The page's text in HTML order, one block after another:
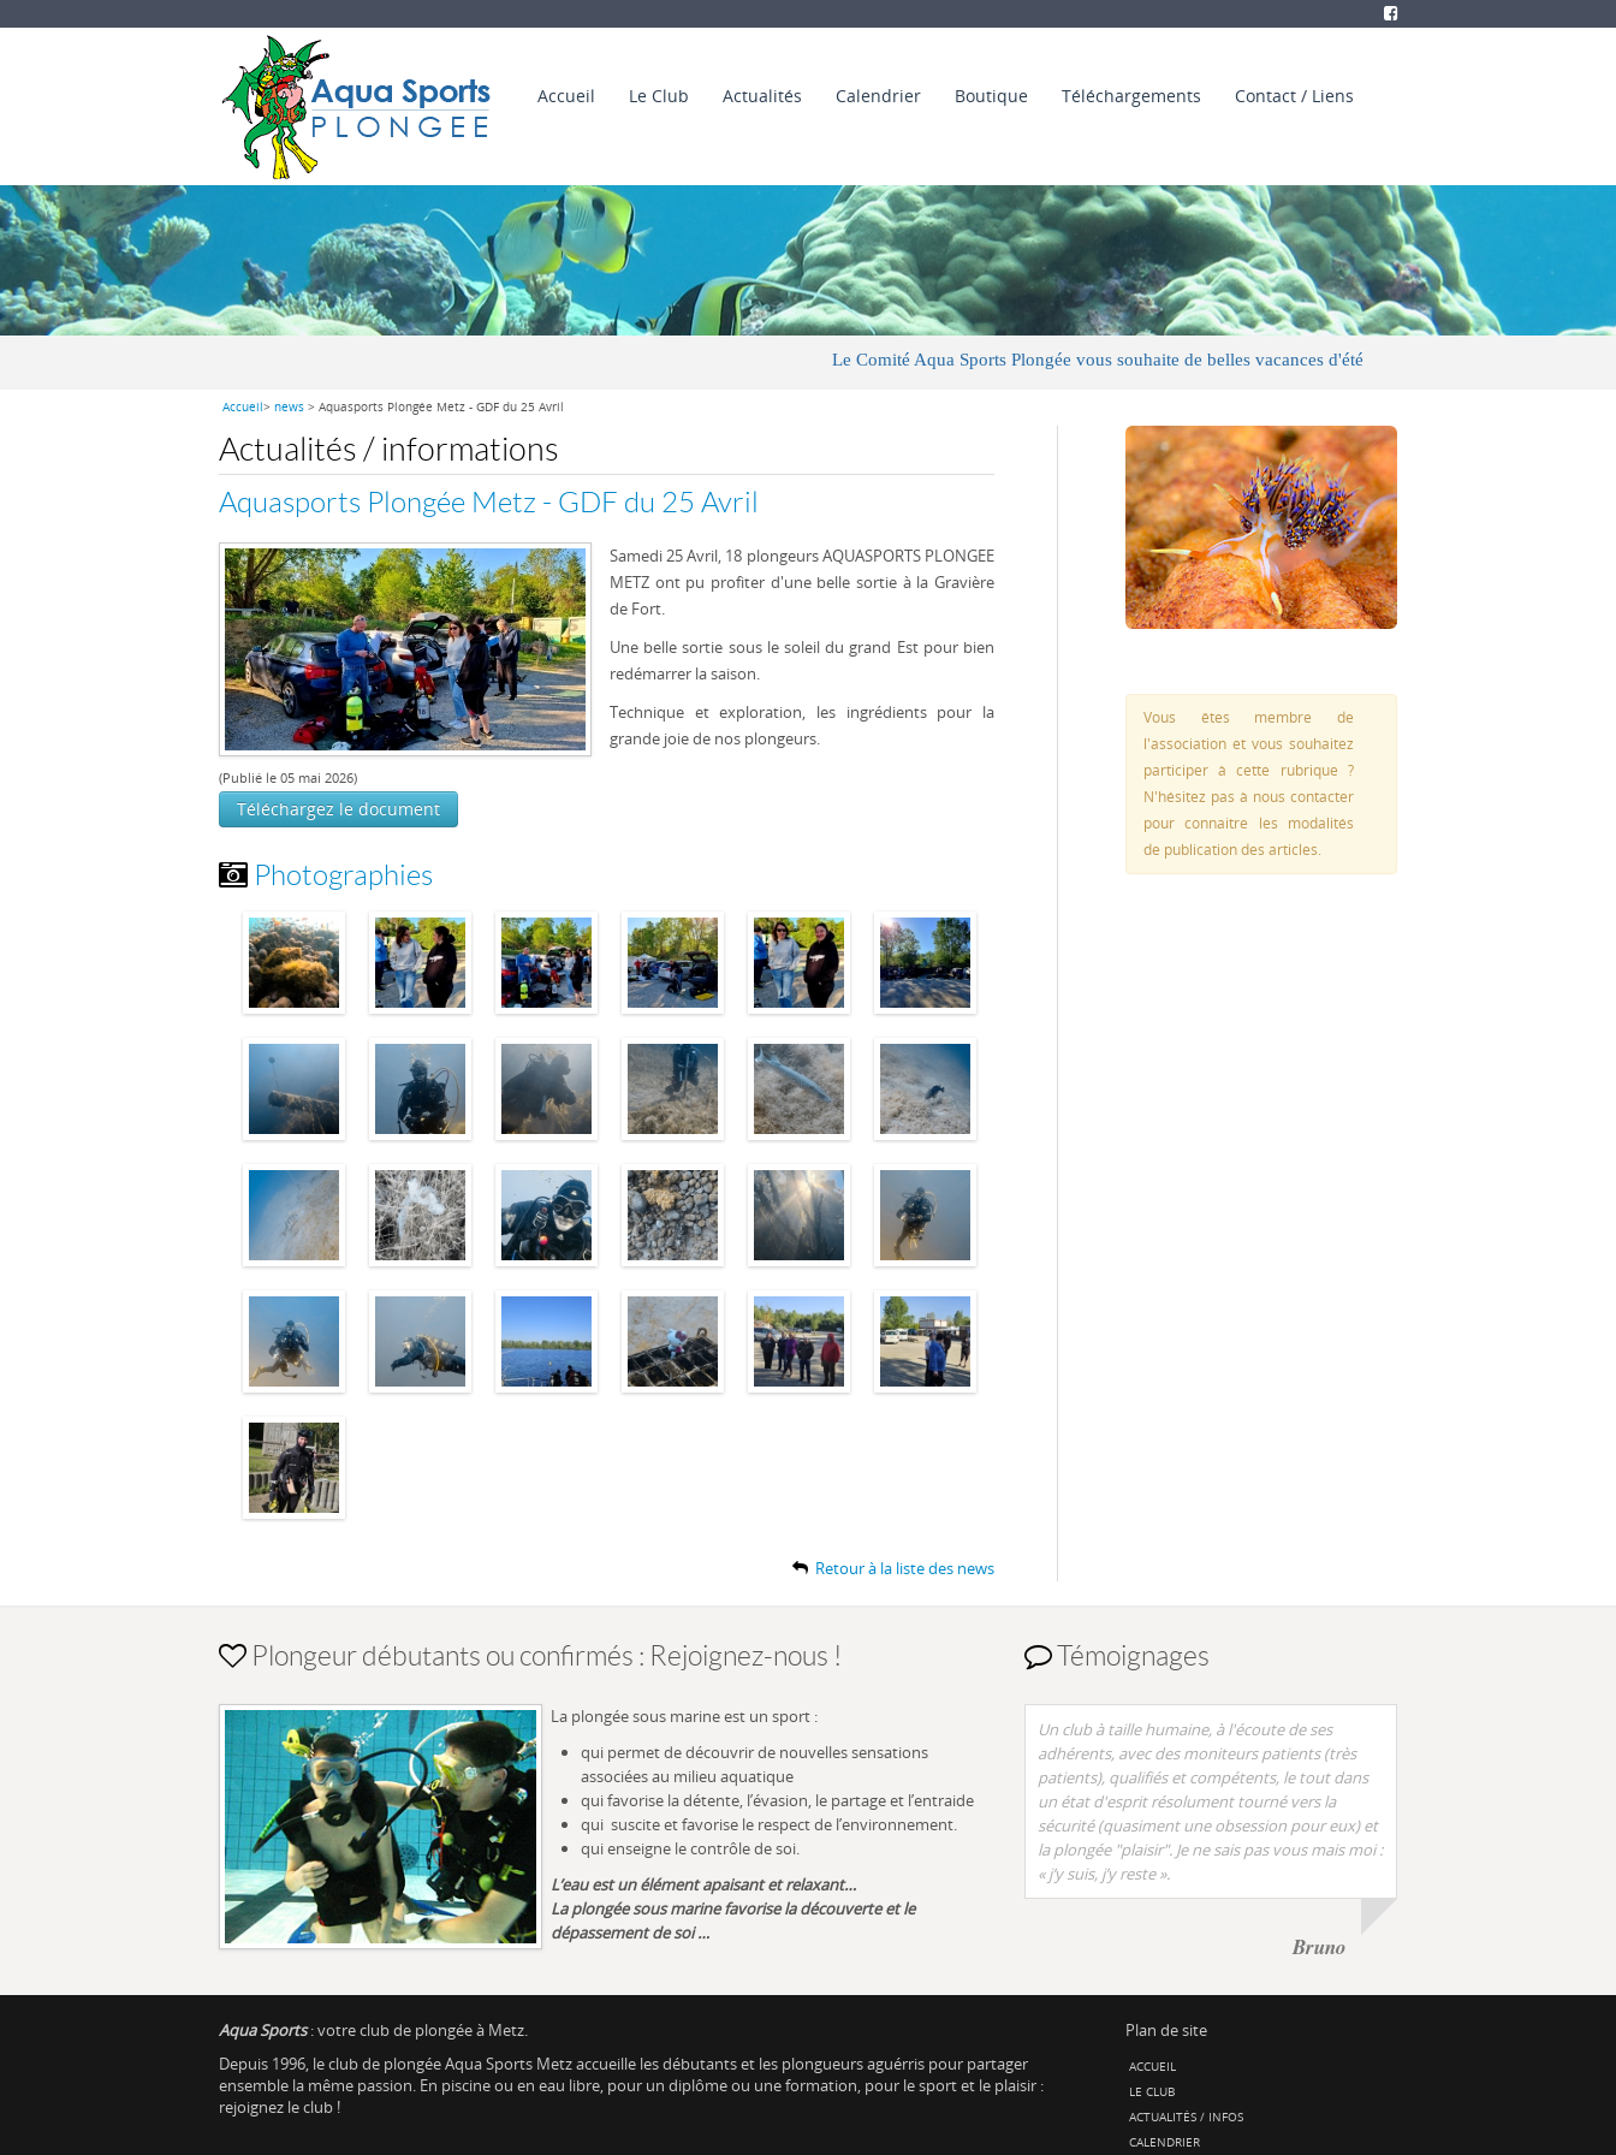
Accueil Le Club Actualités Calendrier Boutique Téléchargements Contact / Liens
Le Comité Aqua Sports Plongée vous souhaite de belles vacances d'été
Accueil> news > Aquasports Plongée Metz - GDF du 25 Avril
Actualités / informations
Aquasports Plongée Metz - GDF du 25 Avril
Samedi 25 Avril, 18 plongeurs AQUASPORTS PLONGEE
METZ ont pu profiter d'une belle sortie à la Gravière
de Fort.
Une belle sortie sous le soleil du grand Est pour bien
redémarrer la saison.
Technique et exploration, les ingrédients pour la
grande joie de nos plongeurs.
(Publié le 05 mai 2026)
Téléchargez le document
Photographies
Retour à la liste des news
Vous êtes membre de
l'association et vous souhaitez
participer à cette rubrique ?
N'hésitez pas à nous contacter
pour connaitre les modalités
de publication des articles.
Plongeur débutants ou confirmés : Rejoignez-nous !
La plongée sous marine est un sport :
qui permet de découvrir de nouvelles sensations
associées au milieu aquatique
qui favorise la détente, l’évasion, le partage et l’entraide
qui suscite et favorise le respect de l’environnement.
qui enseigne le contrôle de soi.
L’eau est un élément apaisant et relaxant…
La plongée sous marine favorise la découverte et le
dépassement de soi …
Témoignages
Un club à taille humaine, à l'écoute de ses
adhérents, avec des moniteurs patients (très
patients), qualifiés et compétents, le tout dans
un état d'esprit résolument tourné vers la
sécurité (quasiment une obsession pour eux) et
la plongée "plaisir". Je ne sais pas vous mais moi :
« j’y suis, j’y reste ».
Bruno
Aqua Sports: votre club de plongée à Metz.
Depuis 1996, le club de plongée Aqua Sports Metz accueille les débutants et les plongueurs aguérris pour partager
ensemble la même passion. En piscine ou en eau libre, pour un diplôme ou une formation, pour le sport et le plaisir :
rejoignez le club !
Plan de site
ACCUEIL
LE CLUB
ACTUALITÉS / INFOS
CALENDRIER